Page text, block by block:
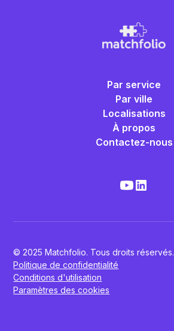
Par service
Par ville
Localisations
À propos
Contactez-nous
© 2025 Matchfolio. Tous droits réservés.
Politique de confidentialité
Conditions d'utilisation
Paramètres des cookies